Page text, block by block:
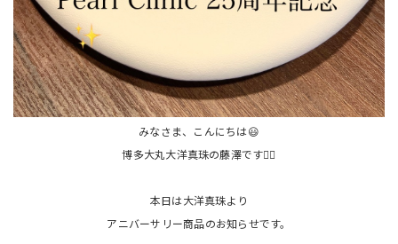
みなさま、こんにちは😃
博多大丸大洋真珠の藤澤です🙋‍♀️
本日は大洋真珠より
アニバーサリー商品のお知らせです。